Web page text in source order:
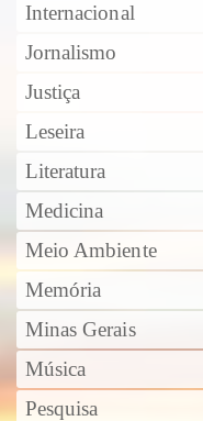
Internacional
Jornalismo
Justiça
Leseira
Literatura
Medicina
Meio Ambiente
Memória
Minas Gerais
Música
Pesquisa